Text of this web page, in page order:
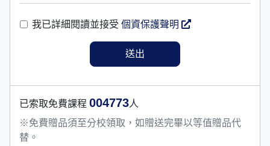
我已詳細閱讀並接受 個資保護聲明
已索取免費課程 004773人
※免費贈品須至分校領取，如贈送完畢以等值贈品代
替。